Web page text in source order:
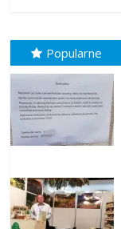
Popularne